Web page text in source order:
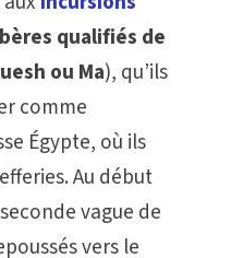
qualifiés de
ou Ma), qu’ils
comme
Égypte, où ils
Au début
vague de
vers le